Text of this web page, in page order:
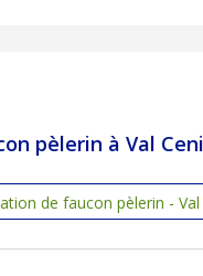
pèlerin à Val
de faucon pèlerin -